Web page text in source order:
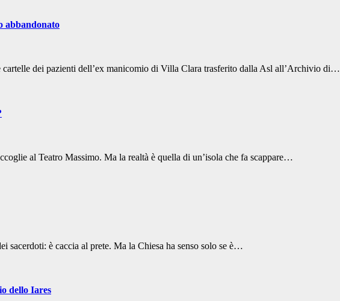
abbandonato
dei pazienti dell’ex manicomio di Villa Clara trasferito dalla Asl all’Archivio di…
al Teatro Massimo. Ma la realtà è quella di un’isola che fa scappare…
sacerdoti: è caccia al prete. Ma la Chiesa ha senso solo se è…
dello Iares